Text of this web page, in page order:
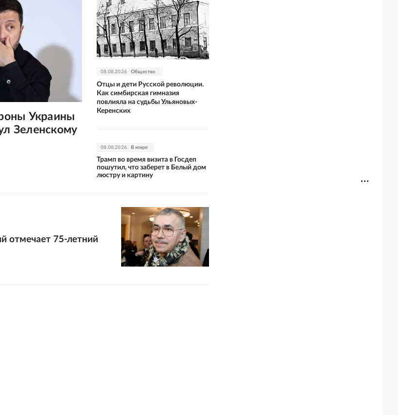
Украины
Зеленскому
08.08.2026 Общество
Отцы и дети Русской революции.
Как симбирская гимназия
повлияла на судьбы Ульяновых-
Керенских
08.08.2026 В мире
Трамп во время визита в Госдеп
пошутил, что заберет в Белый дом
люстру и картину
отмечает 75-летний